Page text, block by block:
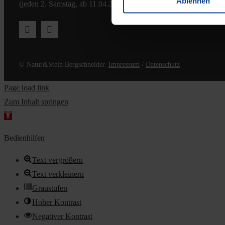
(jeden 2. Samstag, ab 11.04.2026)
© Natur&Stein Bergschneider. Impressum / Datenschutz
Page load link
Zum Inhalt springen
Werkzeugleiste
Bedienhilfen
Text vergrößern
Text verkleinern
Graustufen
Hoher Kontrast
Negativer Kontrast